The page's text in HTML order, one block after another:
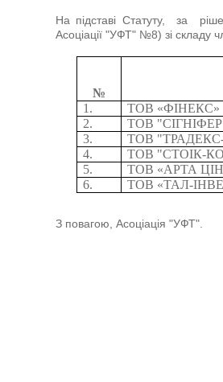
На підставі Статуту, за
Асоціації "УФТ" №8) зі складу
№
1. ТОВ «ФІНЕКС»
2.
ТОВ "СІГНІ
3.
ТОВ "
4.
ТОВ "СТОІК-
5.
ТОВ «АРТА Ц
6.
ТОВ «ТАЛ-
З повагою, Асоціація "УФТ".